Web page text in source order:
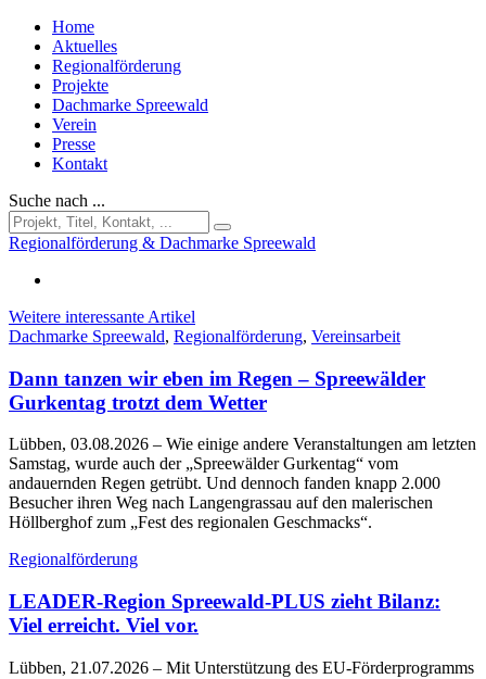
Home
Aktuelles
Regionalförderung
Projekte
Dachmarke Spreewald
Verein
Presse
Kontakt
Suche nach ...
Regionalförderung & Dachmarke Spreewald
Weitere interessante Artikel
Dachmarke Spreewald, Regionalförderung, Vereinsarbeit
Dann tanzen wir eben im Regen – Spreewälder
Gurkentag trotzt dem Wetter
Lübben, 03.08.2026 – Wie einige andere Veranstaltungen am letzten
Samstag, wurde auch der „Spreewälder Gurkentag“ vom
andauernden Regen getrübt. Und dennoch fanden knapp 2.000
Besucher ihren Weg nach Langengrassau auf den malerischen
Höllberghof zum „Fest des regionalen Geschmacks“.
Regionalförderung
LEADER-Region Spreewald-PLUS zieht Bilanz:
Viel erreicht. Viel vor.
Lübben, 21.07.2026 – Mit Unterstützung des EU-Förderprogramms